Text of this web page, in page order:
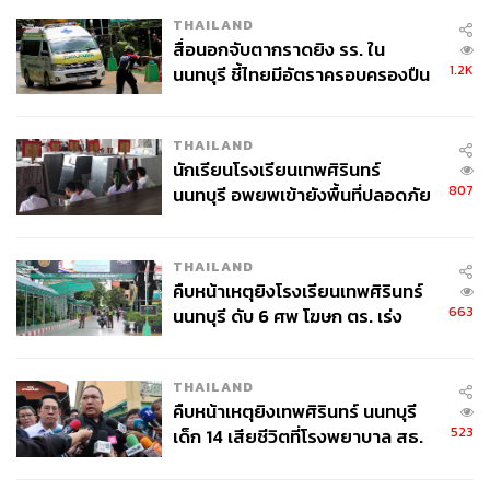
ประเทศไทยเป็นหนึ่งในตลาดที่ตอบรับเทรนด์เอเชียเร็วที่สุด
ตกเพราะคิดค้นมาให้เหมาะกับสภาพผิวและสภาพอากาศ
ร้อนชื้นของไทย ประกอบกับพฤติกรรมผู้บริโภคไทยที่สนุกกับ
การทดลอง พร้อมเปิดรับเอกลักษณ์และเปลี่ยนแบรนด์ตาม
กระแสโซเชียลได้ตลอดเวลา โดยมีโซเชียลมีเดียและพลัง
ทำให้ K- Beauty C- Beauty J- Beauty เจาะตลาดไทยได้ง่าย
ขึ้น
สหรัฐ สะท้อนความผูกพันอันลึกซึ้งระหว่างผู้บริโภคไทยกับ
วัฒนธรรมเกาหลี
THAILAND
สื่อนอกจับตากราดยิง รร. ใน
นนทบุรี ชี้ไทยมีอัตราครอบครองปืน
1.2K
THAILAND
นักเรียนโรงเรียนเทพศิรินทร์
นนทบุรี อพยพเข้ายังพื้นที่ปลอดภัย
807
THAILAND
คืบหน้าเหตุยิงโรงเรียนเทพศิรินทร์
นนทบุรี ดับ 6 ศพ โฆษก ตร. เร่ง
663
THAILAND
คืบหน้าเหตุยิงเทพศิรินทร์ นนทบุรี
เด็ก 14 เสียชีวิตที่โรงพยาบาล สธ.
523